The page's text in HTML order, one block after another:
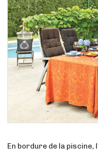
En bordure de la piscine,